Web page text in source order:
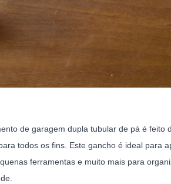
de garagem dupla tubular de pá é
todos os fins. Este gancho é ideal para
ferramentas e muito mais para